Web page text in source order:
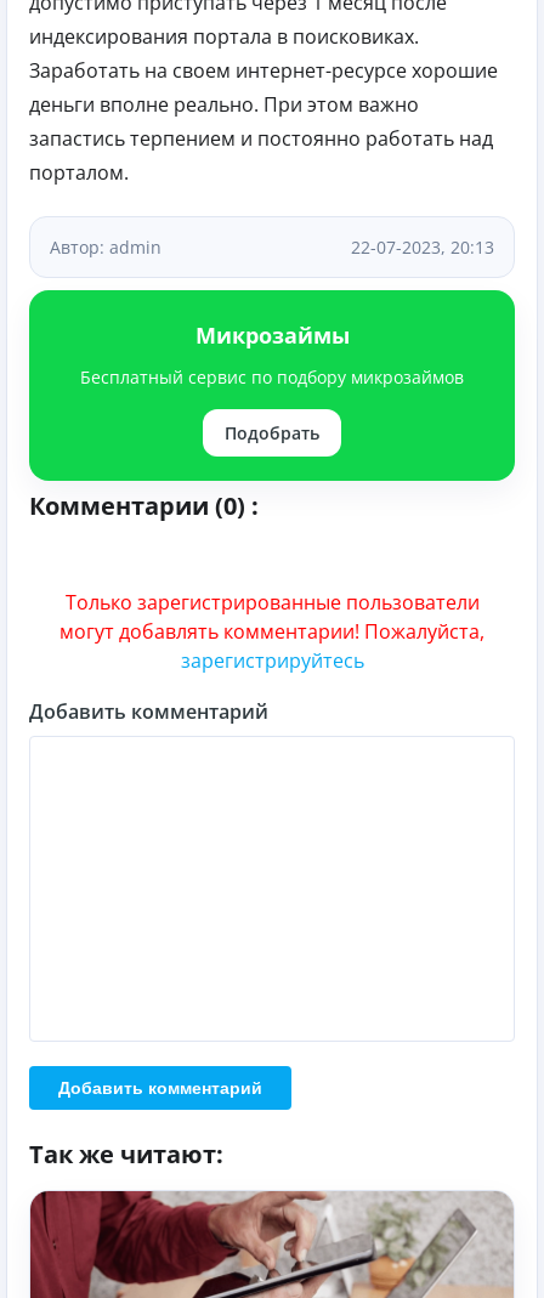
индексирования портала в поисковиках.
Заработать на своем интернет-ресурсе хорошие
деньги вполне реально. При этом важно
запастись терпением и постоянно работать над
порталом.
Автор: admin 22-07-2023, 20:13
Микрозаймы
Бесплатный сервис по подбору микрозаймов
Подобрать
Комментарии (0) :
Только зарегистрированные пользователи
могут добавлять комментарии! Пожалуйста,
зарегистрируйтесь
Добавить комментарий
Добавить комментарий
Так же читают: